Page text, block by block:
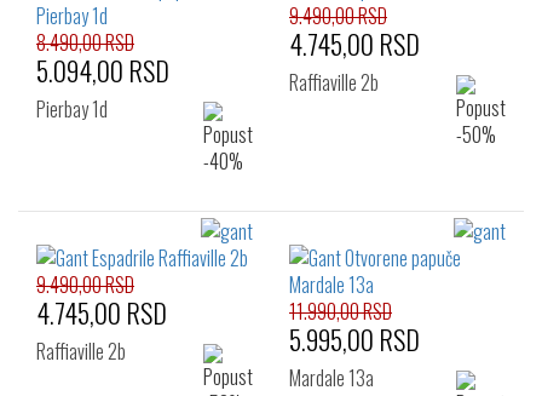
8.490,00 RSD
5.094,00 RSD
Pierbay 1d
9.490,00 RSD
4.745,00 RSD
Raffiaville 2b
9.490,00 RSD
4.745,00 RSD
Raffiaville 2b
11.990,00 RSD
5.995,00 RSD
Mardale 13a